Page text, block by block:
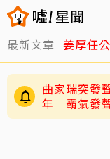
最新文章 姜厚任
曲家瑞突發
年 霸氣發